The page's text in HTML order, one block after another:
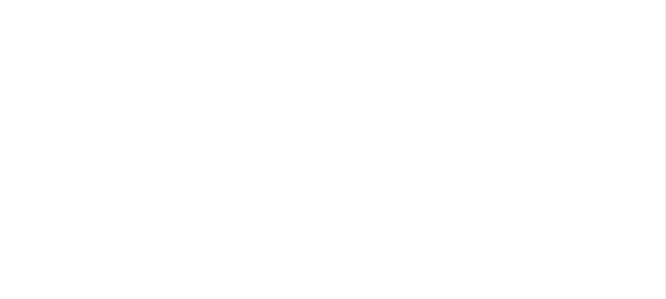
ederken klinisyenler, eğitmenler ve aileler olarak bizler bu
çocukların gelişimine uygun, sağlıklı ve gerçek deneyimlerle dolu bir
(Uzm. Psk.) olacak. Batuhan Saç (Uzm. Psk.) moderatörlüğünde
üyelerimize 250 TL katılım ücreti uygulanacaktır.
duyurunun yukarısında yer alan "kayıt ol" butonuna tıklamanız
veya aşağıda yer alan banka hesap numarasına iletebilirsiniz. Ödeme
Fatura bilgilerinizi
herhangi bir sorun yaşamanız hâlinde bize
bağlantı linki, katılımcılarımızla 7 Temmuz tarihinde e-posta